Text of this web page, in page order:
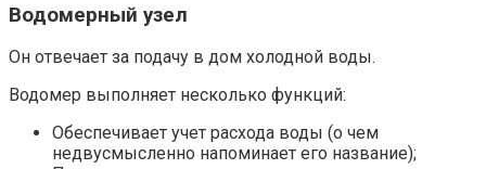
Водомерный узел
Он отвечает за подачу в дом холодной воды.
Водомер выполняет несколько функций:
Обеспечивает учет расхода воды (о чем
недвусмысленно напоминает его название);